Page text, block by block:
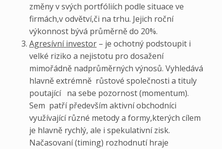
změny v svých portfóliích podle situace ve
firmách,v odvětví,či na trhu. Jejich roční
výkonnost bývá průměrně do 20%.
Agresívní investor – je ochotný podstoupit i
velké riziko a nejistotu pro dosažení
mimořádně nadprůměrných výnosů. Vyhledává
hlavně extrémně růstové společnosti a tituly
poutající na sebe pozornost (momentum).
Sem patří především aktivní obchodníci
využívající různé metody a formy,kterých cílem
je hlavně rychlý, ale i spekulativní zisk.
Načasovaní (timing) rozhodnutí hraje